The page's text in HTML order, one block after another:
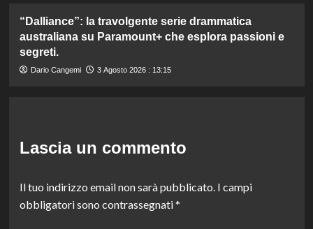
“Dalliance”: la travolgente serie drammatica
australiana su Paramount+ che esplora passioni e
segreti.
Dario Cangemi 3 Agosto 2026 : 13:15
Lascia un commento
Il tuo indirizzo email non sarà pubblicato. I campi
obbligatori sono contrassegnati*